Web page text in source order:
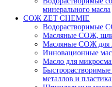
минерального масла
СОЖ ZET CHEMIE
Водорастворимые
Масляные СОЖ,
Масляные СОЖ для
Инновационные
Масло для
металлов и